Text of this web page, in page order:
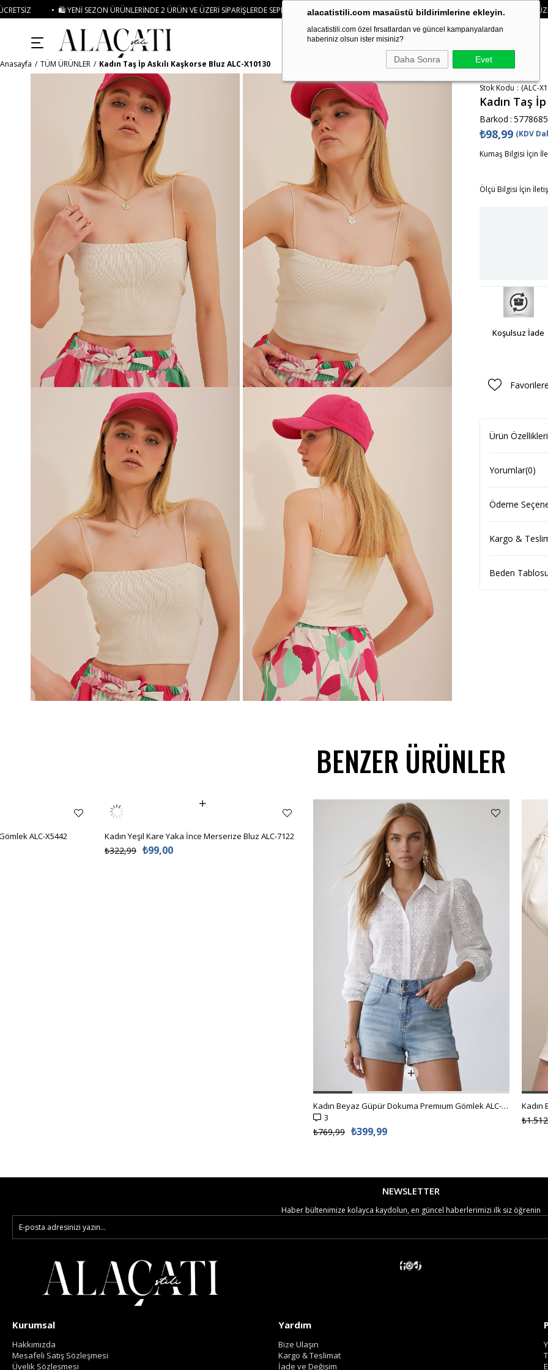
alacatistili.com masaüstü bildirimlerine ekleyin.
alacatistili.com özel fırsatlardan ve güncel kampanyalardan
haberiniz olsun ister misiniz?
Daha Sonra Evet
ÜRÜNLERINDE 2 ÜRÜN VE ÜZERI SIPARIŞLERDE SEPETTE%15 İNDIRIM • 🚚KREDI KARTI VE HAVALE ÖDEMELERINIZDE 750₺ ÜZERI KARGO ÜCRETSIZ
Anasayfa TÜM ÜRÜNLER Kadın Taş İp Askılı Kaşkorse Bluz ALC-X10130
Stok Kodu (ALC-
Kadın Taş
Barkod :
₺98,99 (KDV
Kumaş Bilgisi İçin
Ölçü Bilgisi İçin
Koşulsuz İade
Ürün Özellikleri
Yorumlar(0)
Ödeme
Kargo &
Beden
BENZER ÜRÜNLER
Kadın Yeşil Kare Yaka İnce Merserize Bluz ALC-7122
Kadın Beyaz Güpür Dokuma Premıum Gömlek ALC-X4366
3
₺399,99
₺769,99
NEWSLETTER
Haber bültenimize kolayca kaydolun, en güncel haberlerimizi ilk siz öğrenin
Kurumsal
Hakkımızda
Mesafeli Satış Sözleşmesi
Üyelik Sözleşmesi
Yardım
Bize Ulaşın
Kargo & Teslimat
İade ve Değişim